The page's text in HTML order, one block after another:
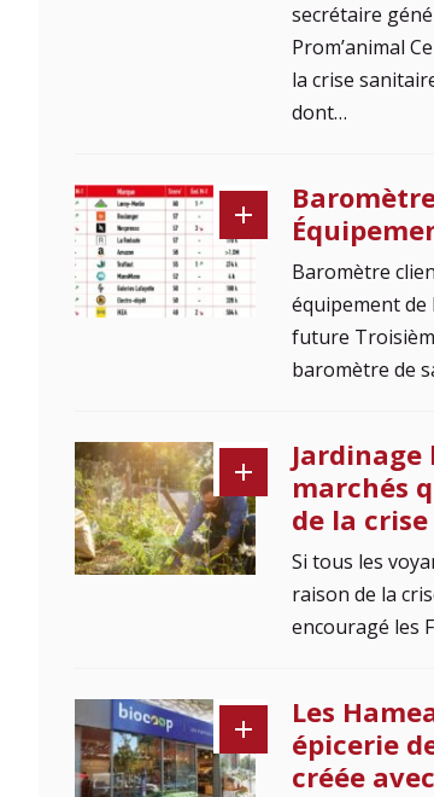
secrétaire
Prom’animal
la crise
dont…
Baromètre
Baromètre
équipement de
future
baromètre de
Jardinage
marchés
de la crise
Si tous les
raison de la
encouragé les
Les
épicerie
créée